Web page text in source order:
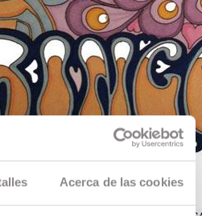
Acerca de las cookies